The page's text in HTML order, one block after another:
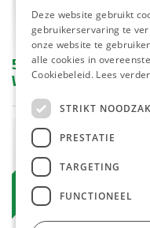
580233 Keuken
Weegschaal 15 kg
Bestelartikel
Deze website gebruikt
gebruikerservaring te
onze website te
alle cookies in
Cookiebeleid. Lees verder
STRIKT
PRESTATIE
TARGETING
FUNCTIONEEL